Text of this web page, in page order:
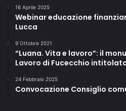
16 Aprile 2025
Webinar educazione
Lucca
9 Ottobre 2021
“Luana. Vita e lavoro”: il
Lavoro di Fucecchio
24 Febbraio 2025
Convocazione Consiglio